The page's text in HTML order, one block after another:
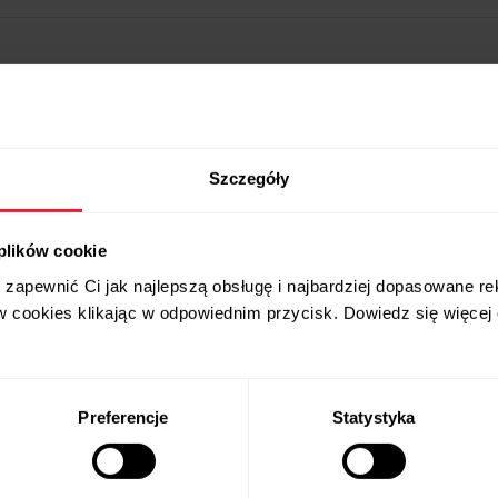
Szczegóły
cookie
Ci jak najlepszą obsługę i najbardziej dopasowane
cookies klikając w odpowiednim przycisk. Dowiedz się
Preferencje Statystyka
Produkty O Polar